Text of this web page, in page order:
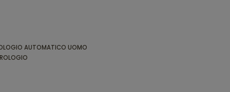
AUTOMATICO UOMO